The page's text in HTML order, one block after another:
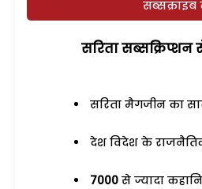
सरिता
सरिता मैगजीन का
देश विदेश के
7000 से ज्यादा